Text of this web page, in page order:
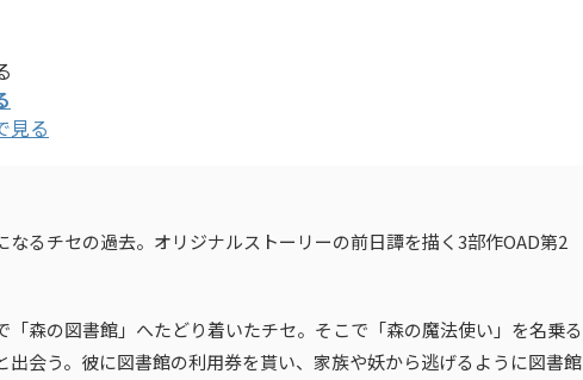
見る
なるチセの過去。オリジナルストーリーの前日譚を描く3部作OAD第2
「森の図書館」へたどり着いたチセ。そこで「森の魔法使い」を名乗る
出会う。彼に図書館の利用券を貰い、家族や妖から逃げるように図書館